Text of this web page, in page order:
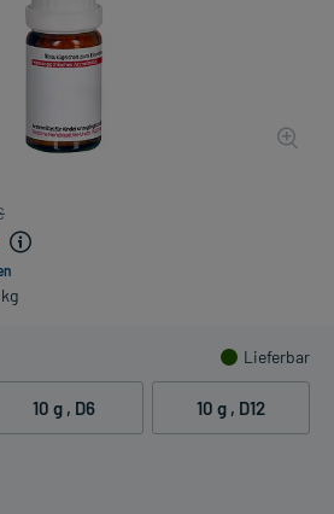
Lieferbar
10 g , D6 10 g , D12